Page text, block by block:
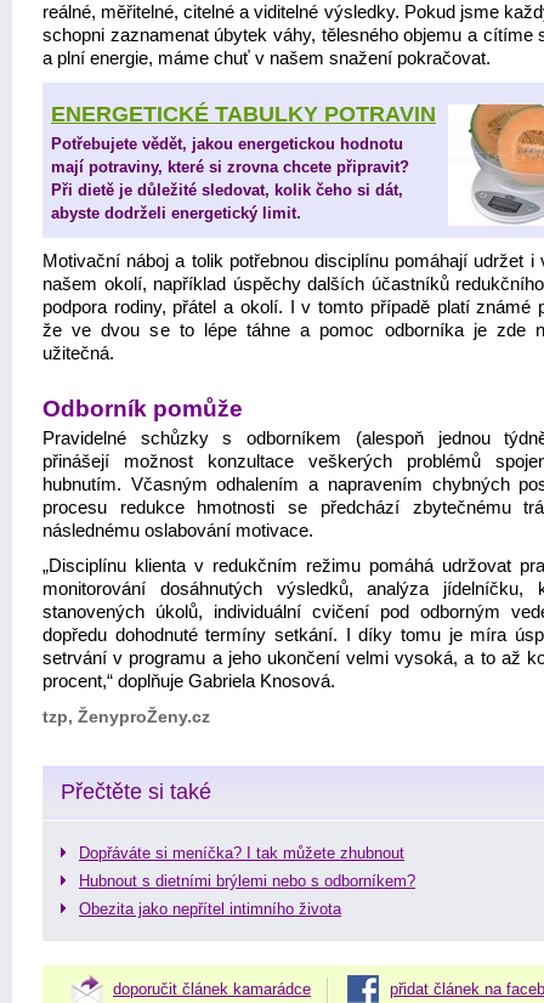
reálné, měřitelné, citelné a viditelné výsledky. Pokud jsme
schopni zaznamenat úbytek váhy, tělesného objemu a cítíme
a plní energie, máme chuť v našem snažení pokračovat.
ENERGETICKÉ TABULKY POTRAVIN
Potřebujete vědět, jakou energetickou hodnotu
mají potraviny, které si zrovna chcete připravit?
Při dietě je důležité sledovat, kolik čeho si dát,
abyste dodrželi energetický limit.
Motivační náboj a tolik potřebnou disciplínu pomáhají udržet i
našem okolí, například úspěchy dalších účastníků
podpora rodiny, přátel a okolí. I v tomto případě platí známé
že ve dvou se to lépe táhne a pomoc odborníka je zde
užitečná.
Odborník pomůže
Pravidelné schůzky s odborníkem (alespoň jednou
přinášejí možnost konzultace veškerých problémů
hubnutím. Včasným odhalením a napravením chybných
procesu redukce hmotnosti se předchází zbytečnému
následnému oslabování motivace.
„Disciplínu klienta v redukčním režimu pomáhá udržovat
monitorování dosáhnutých výsledků, analýza jídelníčku,
stanovených úkolů, individuální cvičení pod odborným
dopředu dohodnuté termíny setkání. I díky tomu je míra
setrvání v programu a jeho ukončení velmi vysoká, a to až
procent,“ doplňuje Gabriela Knosová.
tzp, ŽenyproŽeny.cz
Přečtěte si také
Dopřáváte si meníčka? I tak můžete zhubnout
Hubnout s dietními brýlemi nebo s odborníkem?
Obezita jako nepřítel intimního života
doporučit článek kamarádce přidat článek na